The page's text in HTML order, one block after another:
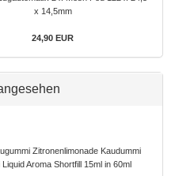
x 14,5mm
24,90 EUR
Zitronenlimonade Kaudummi
Liquid Aroma Shortfill 15ml in 60ml